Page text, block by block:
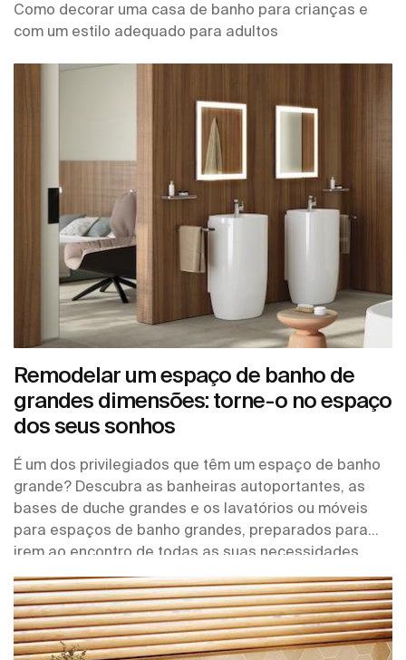
Como decorar uma casa de banho para crianças e
com um estilo adequado para adultos
Remodelar um espaço de banho de
grandes dimensões: torne-o no espaço
dos seus sonhos
É um dos privilegiados que têm um espaço de banho
grande? Descubra as banheiras autoportantes, as
bases de duche grandes e os lavatórios ou móveis
para espaços de banho grandes, preparados para
irem ao encontro de todas as suas necessidades.